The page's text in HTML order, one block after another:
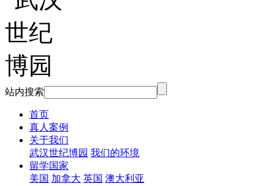
站内搜索
首页
真人案例
关于我们
武汉世纪博园 我们的环境
留学国家
美国 加拿大 英国 澳大利亚